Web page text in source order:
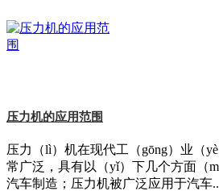
压力机的应用范围
压力（lì）机在现代工（gōng）业（
常广泛，具有以（yǐ）下几个方面（
汽车制造；压力机被广泛应用于汽车